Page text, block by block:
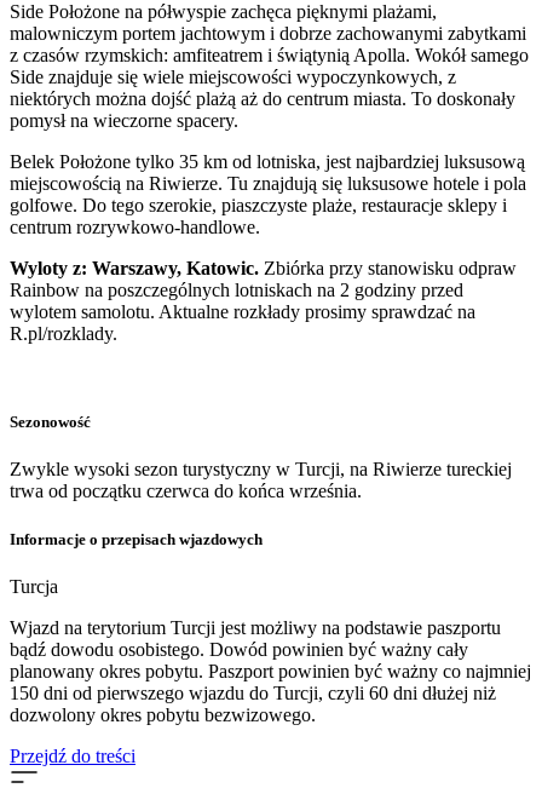
Side Położone na półwyspie zachęca pięknymi plażami,
malowniczym portem jachtowym i dobrze zachowanymi zabytkami
z czasów rzymskich: amfiteatrem i świątynią Apolla. Wokół samego
Side znajduje się wiele miejscowości wypoczynkowych, z
niektórych można dojść plażą aż do centrum miasta. To doskonały
pomysł na wieczorne spacery.
Belek Położone tylko 35 km od lotniska, jest najbardziej luksusową
miejscowością na Riwierze. Tu znajdują się luksusowe hotele i pola
golfowe. Do tego szerokie, piaszczyste plaże, restauracje sklepy i
centrum rozrywkowo-handlowe.
Wyloty z: Warszawy, Katowic. Zbiórka przy stanowisku odpraw
Rainbow na poszczególnych lotniskach na 2 godziny przed
wylotem samolotu. Aktualne rozkłady prosimy sprawdzać na
R.pl/rozklady.
Sezonowość
Zwykle wysoki sezon turystyczny w Turcji, na Riwierze tureckiej
trwa od początku czerwca do końca września.
Informacje o przepisach wjazdowych
Turcja
Wjazd na terytorium Turcji jest możliwy na podstawie paszportu
bądź dowodu osobistego. Dowód powinien być ważny cały
planowany okres pobytu. Paszport powinien być ważny co najmniej
150 dni od pierwszego wjazdu do Turcji, czyli 60 dni dłużej niż
dozwolony okres pobytu bezwizowego.
Przejdź do treści